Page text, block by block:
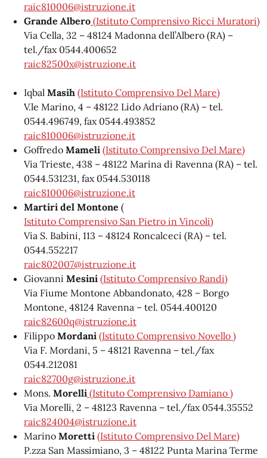
raic810006@istruzione.it
Grande Albero (Istituto Comprensivo Ricci Muratori)
Via Cella, 32 – 48124 Madonna dell’Albero (RA) –
tel./fax 0544.400652
raic82500x@istruzione.it
Iqbal Masih (Istituto Comprensivo Del Mare)
V.le Marino, 4 – 48122 Lido Adriano (RA) – tel.
0544.496749, fax 0544.493852
raic810006@istruzione.it
Goffredo Mameli (Istituto Comprensivo Del Mare)
Via Trieste, 438 – 48122 Marina di Ravenna (RA) – tel.
0544.531231, fax 0544.530118
raic810006@istruzione.it
Martiri del Montone (
Istituto Comprensivo San Pietro in Vincoli)
Via S. Babini, 113 – 48124 Roncalceci (RA) – tel.
0544.552217
raic802007@istruzione.it
Giovanni Mesini (Istituto Comprensivo Randi)
Via Fiume Montone Abbandonato, 428 – Borgo
Montone, 48124 Ravenna – tel. 0544.400120
raic82600q@istruzione.it
Filippo Mordani (Istituto Comprensivo Novello )
Via F. Mordani, 5 – 48121 Ravenna – tel./fax
0544.212081
raic82700g@istruzione.it
Mons. Morelli (Istituto Comprensivo Damiano )
Via Morelli, 2 – 48123 Ravenna – tel./fax 0544.35552
raic824004@istruzione.it
Marino Moretti (Istituto Comprensivo Del Mare)
P.zza San Massimiano, 3 – 48122 Punta Marina Terme